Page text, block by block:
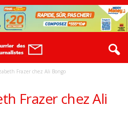
Frazer chez Ali Bongo
Frazer chez Ali